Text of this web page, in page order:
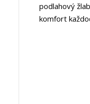
podlahový
komfort